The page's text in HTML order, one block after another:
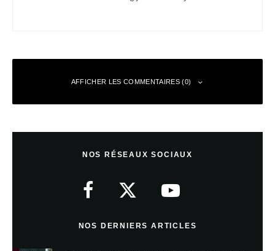
AFFICHER LES COMMENTAIRES (0)
NOS RÉSEAUX SOCIAUX
NOS DERNIERS ARTICLES